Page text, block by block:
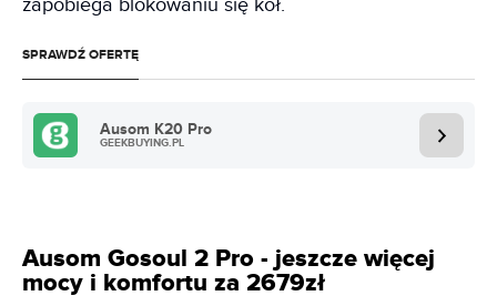
zapobiega blokowaniu się kół.
SPRAWDŹ OFERTĘ
Ausom K20 Pro
GEEKBUYING.PL
Ausom Gosoul 2 Pro - jeszcze więcej
mocy i komfortu za 2679zł